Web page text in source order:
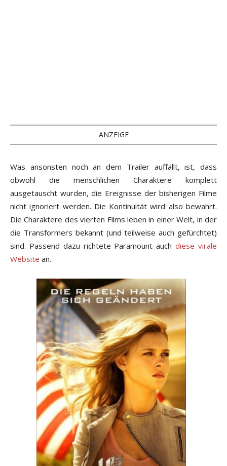
ANZEIGE
Was ansonsten noch an dem Trailer auffällt, ist, dass
obwohl die menschlichen Charaktere komplett
ausgetauscht wurden, die Ereignisse der bisherigen Filme
nicht ignoriert werden. Die Kontinuität wird also bewahrt.
Die Charaktere des vierten Films leben in einer Welt, in der
die Transformers bekannt (und teilweise auch gefürchtet)
sind. Passend dazu richtete Paramount auchdiese virale
Website an.